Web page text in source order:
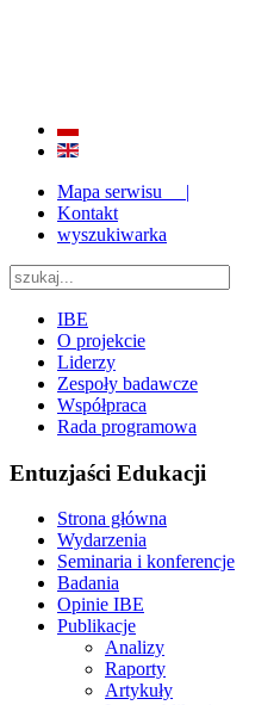
Mapa serwisu |
Kontakt
wyszukiwarka
IBE
O projekcie
Liderzy
Zespoły badawcze
Współpraca
Rada programowa
Entuzjaści Edukacji
Strona główna
Wydarzenia
Seminaria i konferencje
Badania
Opinie IBE
Publikacje
Analizy
Raporty
Artykuły